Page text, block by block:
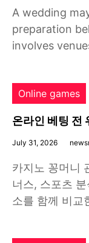
A wedding
preparation
involves
Online games
온라인 베팅 전
July 31, 2026
카지노 꽁머니
너스, 스포츠
소를 함께 비